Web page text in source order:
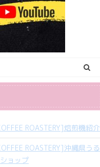
ROASTERY]焙煎機紹介
ROASTERY]沖縄県うる
ョップ